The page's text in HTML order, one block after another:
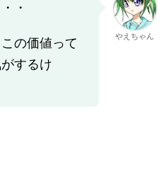
・
の価値って
するけ
やえちゃん